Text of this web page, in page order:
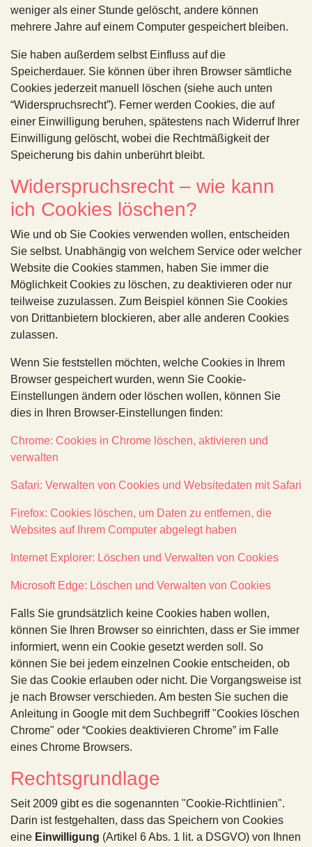
weniger als einer Stunde gelöscht, andere können
mehrere Jahre auf einem Computer gespeichert bleiben.
Sie haben außerdem selbst Einfluss auf die
Speicherdauer. Sie können über ihren Browser sämtliche
Cookies jederzeit manuell löschen (siehe auch unten
“Widerspruchsrecht”). Ferner werden Cookies, die auf
einer Einwilligung beruhen, spätestens nach Widerruf Ihrer
Einwilligung gelöscht, wobei die Rechtmäßigkeit der
Speicherung bis dahin unberührt bleibt.
Widerspruchsrecht – wie kann
ich Cookies löschen?
Wie und ob Sie Cookies verwenden wollen, entscheiden
Sie selbst. Unabhängig von welchem Service oder welcher
Website die Cookies stammen, haben Sie immer die
Möglichkeit Cookies zu löschen, zu deaktivieren oder nur
teilweise zuzulassen. Zum Beispiel können Sie Cookies
von Drittanbietern blockieren, aber alle anderen Cookies
zulassen.
Wenn Sie feststellen möchten, welche Cookies in Ihrem
Browser gespeichert wurden, wenn Sie Cookie-
Einstellungen ändern oder löschen wollen, können Sie
dies in Ihren Browser-Einstellungen finden:
Chrome: Cookies in Chrome löschen, aktivieren und
verwalten
Safari: Verwalten von Cookies und Websitedaten mit Safari
Firefox: Cookies löschen, um Daten zu entfernen, die
Websites auf Ihrem Computer abgelegt haben
Internet Explorer: Löschen und Verwalten von Cookies
Microsoft Edge: Löschen und Verwalten von Cookies
Falls Sie grundsätzlich keine Cookies haben wollen,
können Sie Ihren Browser so einrichten, dass er Sie immer
informiert, wenn ein Cookie gesetzt werden soll. So
können Sie bei jedem einzelnen Cookie entscheiden, ob
Sie das Cookie erlauben oder nicht. Die Vorgangsweise ist
je nach Browser verschieden. Am besten Sie suchen die
Anleitung in Google mit dem Suchbegriff "Cookies löschen
Chrome" oder “Cookies deaktivieren Chrome” im Falle
eines Chrome Browsers.
Rechtsgrundlage
Seit 2009 gibt es die sogenannten "Cookie-Richtlinien".
Darin ist festgehalten, dass das Speichern von Cookies
eine Einwilligung (Artikel 6 Abs. 1 lit. a DSGVO) von Ihnen